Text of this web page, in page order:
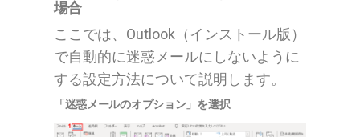
場合
ここでは、Outlook（インストール版）
で自動的に迷惑メールにしないように
する設定方法について説明します。
「迷惑メールのオプション」を選択